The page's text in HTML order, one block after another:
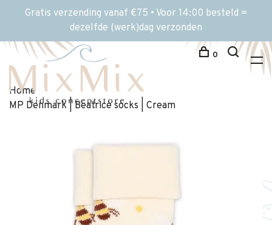
Gratis verzending vanaf €75 • Voor 14:00 besteld =
dezelfde (werk)dag verzonden
0
Home
MP Denmark | Beatrice socks | Cream